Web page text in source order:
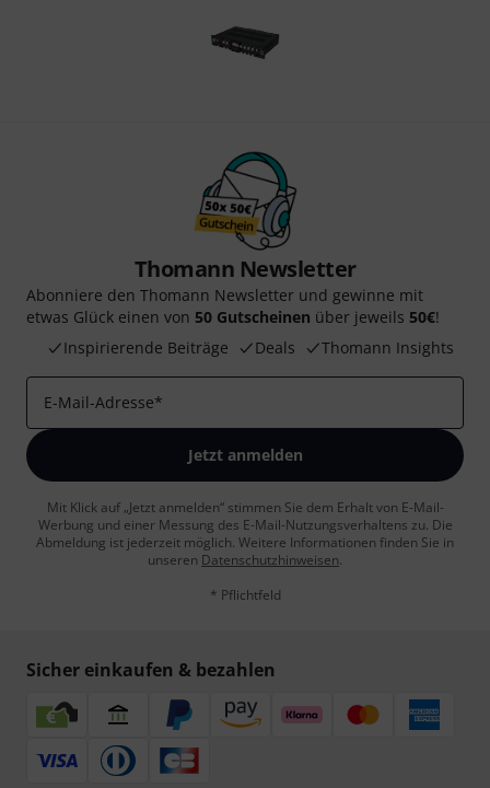
Thomann Newsletter
Abonniere den Thomann Newsletter und gewinne mit
etwas Glück einen von 50 Gutscheinen über jeweils 50€!
Inspirierende Beiträge
Deals Thomann Insights
E-Mail-Adresse*
Jetzt anmelden
Mit Klick auf „Jetzt anmelden“ stimmen Sie dem Erhalt von E-Mail-
Werbung und einer Messung des E-Mail-Nutzungsverhaltens zu. Die
Abmeldung ist jederzeit möglich. Weitere Informationen finden Sie in
unseren Datenschutzhinweisen.
* Pflichtfeld
Sicher einkaufen & bezahlen